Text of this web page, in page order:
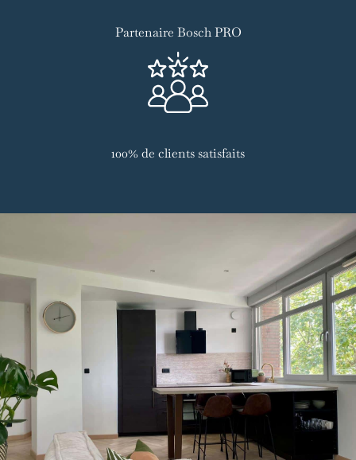
Partenaire Bosch PRO
100% de clients satisfaits